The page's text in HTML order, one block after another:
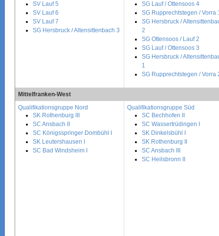
SV Lauf 5
SV Lauf 6
SV Lauf 7
SG Hersbruck / Altensittenbach 3
SG Lauf / Ottensoos 4
SG Rupprechtstegen / Vorra
SG Hersbruck /
2
SG Ottensoos / Lauf 2
SG Lauf / Ottensoos 3
SG Hersbruck /
1
SG Rupprechtstegen / Vorra
Mittelfranken-West
Qualifikationsgruppe Nord
SK Rothenburg III
SC Ansbach II
SC Königsspringer Dombühl I
SK Leutershausen I
SC Bad Windsheim I
Qualifikationsgruppe Süd
SC Bechhofen II
SC Wassertrüdingen I
SK Dinkelsbühl I
SK Rothenburg II
SC Ansbach III
SC Heilsbronn II